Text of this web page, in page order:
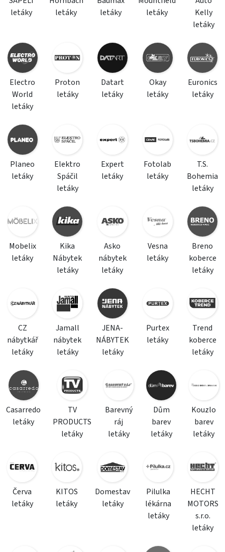
letáky
letáky
letáky
letáky
Kelly
letáky
Electro
World
letáky
Proton
letáky
Datart
letáky
Okay
letáky
Euronics
letáky
Planeo
letáky
Elektro
Spáčil
letáky
Expert
letáky
Fotolab
letáky
T.S.
Bohemia
letáky
Mobelix
letáky
Kika
Nábytek
letáky
Asko
nábytek
letáky
Vesna
letáky
Breno
koberce
letáky
CZ
nábytkář
letáky
Jamall
nábytek
letáky
JENA-
NÁBYTEK
letáky
Purtex
letáky
Trend
koberce
letáky
Casarredo
letáky
TV
PRODUCTS
letáky
Barevný
ráj
letáky
Dům
barev
letáky
Kouzlo
barev
letáky
Červa
letáky
KITOS
letáky
Domestav
letáky
Pilulka
lékárna
letáky
HECHT
MOTORS
s.r.o.
letáky